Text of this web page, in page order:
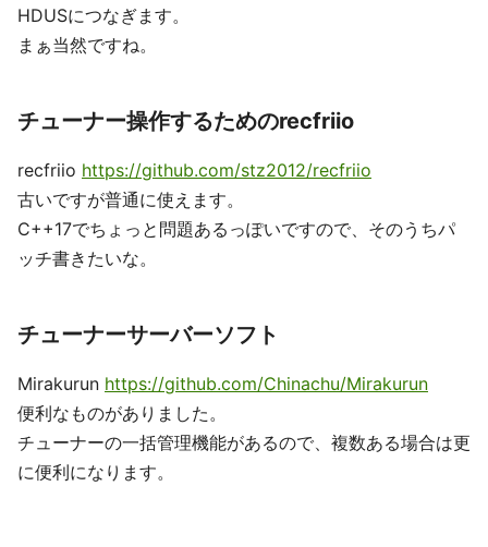
HDUSにつなぎます。
まぁ当然ですね。
チューナー操作するためのrecfriio
recfriio https://github.com/stz2012/recfriio
古いですが普通に使えます。
C++17でちょっと問題あるっぽいですので、そのうちパ
ッチ書きたいな。
チューナーサーバーソフト
Mirakurun https://github.com/Chinachu/Mirakurun
便利なものがありました。
チューナーの一括管理機能があるので、複数ある場合は更
に便利になります。